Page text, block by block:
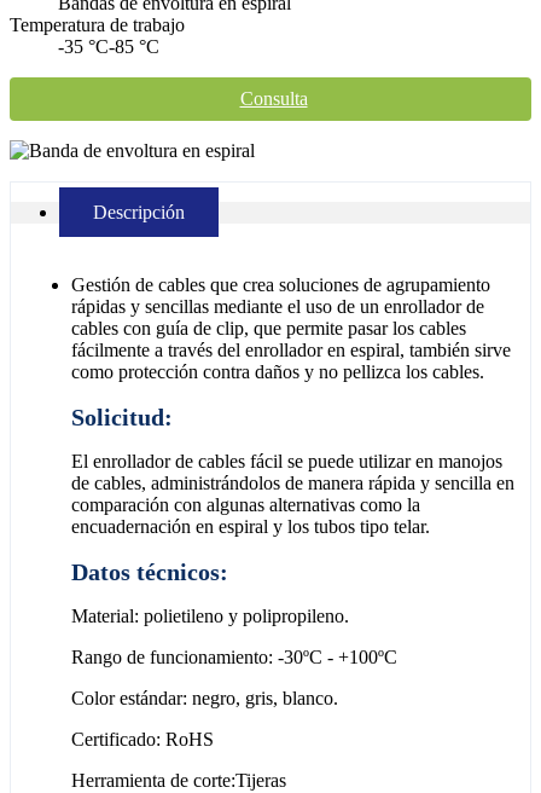
Temperatura de trabajo
-35 °C-85 °C
Consulta
Descripción
Gestión de cables que crea soluciones de agrupamiento
rápidas y sencillas mediante el uso de un enrollador de
cables con guía de clip, que permite pasar los cables
fácilmente a través del enrollador en espiral, también sirve
como protección contra daños y no pellizca los cables.
Solicitud:
El enrollador de cables fácil se puede utilizar en manojos
de cables, administrándolos de manera rápida y sencilla en
comparación con algunas alternativas como la
encuadernación en espiral y los tubos tipo telar.
Datos técnicos:
Material: polietileno y polipropileno.
Rango de funcionamiento: -30ºC - +100ºC
Color estándar: negro, gris, blanco.
Certificado: RoHS
Herramienta de corte:Tijeras